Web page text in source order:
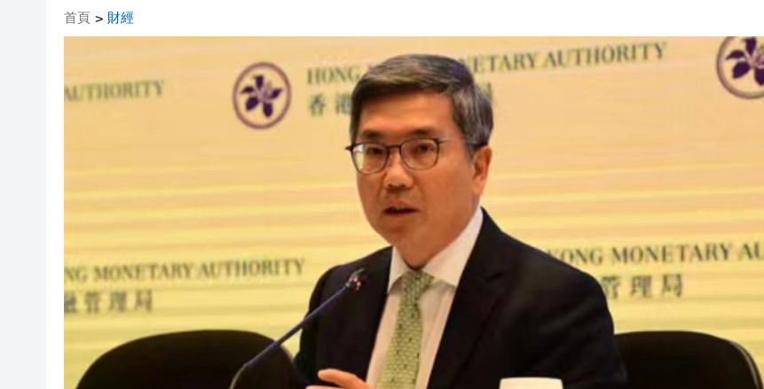
美股觀望非農數據 道指跌逾百點
有片丨孕婦羊水破裂即將臨盆 正遇晚高峰 情況危急 鐵騎交警一路開道護送
東涌巴士撞電單車 巴士司機涉危駕被捕
有片丨清淡不等於吃素！ 清淡飲食正在毀掉很多老人的晚年健康
首頁 > 財經